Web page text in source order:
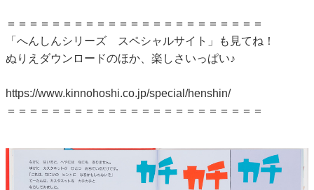
＝＝＝＝＝＝＝＝＝＝＝＝＝＝＝＝＝＝＝＝＝＝＝
「へんしんシリーズ スペシャルサイト」
も見てね！
ぬりえダウンロードのほか、楽しさいっぱい♪
https://www.kinnohoshi.co.jp/special/henshin/
＝＝＝＝＝＝＝＝＝＝＝＝＝＝＝＝＝＝＝＝＝＝＝